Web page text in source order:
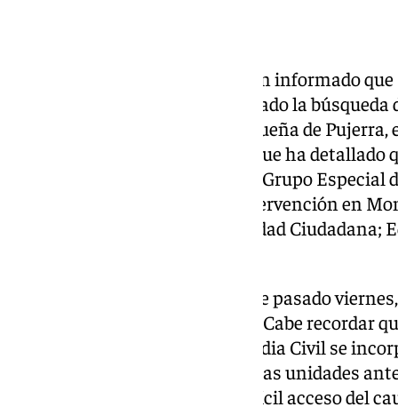
han informado
horas de la mañana de este sábado la
río Genal, en la localidad malagueña de
confirmado el cuerpo armado, que ha
unidades tales y como el GEAS (Grupo
GREIM (Grupo de Rescate e Intervención en
la Naturaleza (Seprona), Seguridad Ciudadana;
Al igual que en la jornada de este pasado
cauce y en los márgenes del rio. Cabe recordar
Pegaso –con drones– de la Guardia Civil se
en la que ya venían trabajando las unidades
búsqueda en los laterales de difícil acceso del